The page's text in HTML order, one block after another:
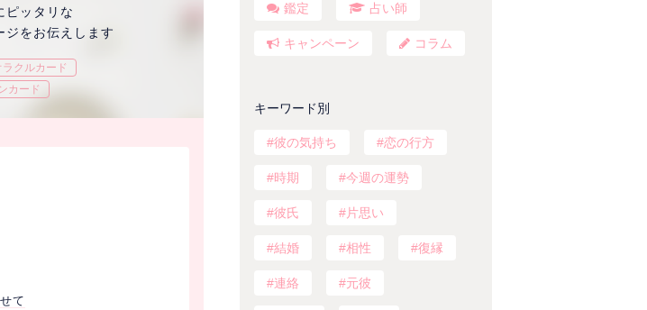
ピッタリな
ジをお伝えします
ラクルカード
カード
て
鑑定 占い師
キャンペーン コラム
キーワード別
彼の気持ち 恋の行方
時期 今週の運勢
彼氏 片思い
結婚 相性 復縁
連絡 元彼